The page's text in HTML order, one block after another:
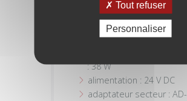
entrée/sortie MIDI
USB vers hôte
USB vers appareil
: 38 W
alimentation : 24 V DC
adaptateur secteur : AD-
Tout refuser
Personnaliser